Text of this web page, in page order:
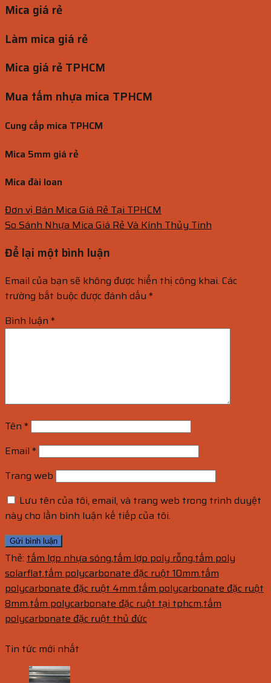
Mica giá rẻ
Làm mica giá rẻ
Mica giá rẻ TPHCM
Mua tấm nhựa mica TPHCM
Cung cấp mica TPHCM
Mica 5mm giá rẻ
Mica đài loan
Đơn vị Bán Mica Giá Rẻ Tại TPHCM
So Sánh Nhựa Mica Giá Rẻ Và Kính Thủy Tinh
Để lại một bình luận
Email của bạn sẽ không được hiển thị công khai. Các
trường bắt buộc được đánh dấu *
Bình luận *
Tên *
Email *
Trang web
Lưu tên của tôi, email, và trang web trong trình duyệt
này cho lần bình luận kế tiếp của tôi.
Thẻ: tấm lợp nhựa sóng,tấm lợp poly rỗng,tấm poly
solarflat,tấm polycarbonate đặc ruột 10mm,tấm
polycarbonate đặc ruột 4mm,tấm polycarbonate đặc ruột
8mm,tấm polycarbonate đặc ruột tại tphcm,tấm
polycarbonate đặc ruột thủ đức
Tin tức mới nhất